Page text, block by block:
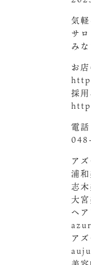
気
サ
み
お
採
電話
ア
浦
志
大
ヘ
ア